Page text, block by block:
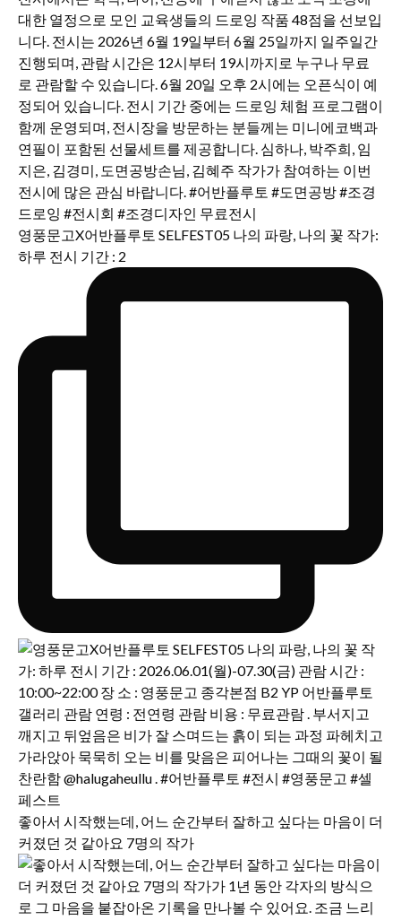
영풍문고X어반플루토 SELFEST05 나의 파랑, 나의 꽃 작가:
하루 전시 기간 : 2
좋아서 시작했는데, 어느 순간부터 잘하고 싶다는 마음이 더
커졌던 것 같아요 7명의 작가